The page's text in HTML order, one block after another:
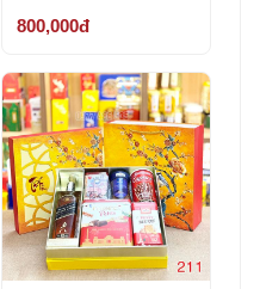
800,000đ